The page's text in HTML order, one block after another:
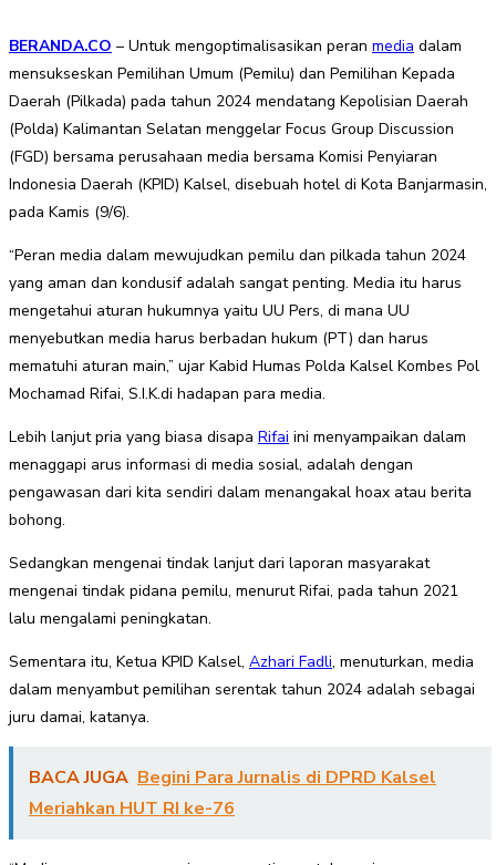
BERANDA.CO – Untuk mengoptimalisasikan peran media dalam
mensukseskan Pemilihan Umum (Pemilu) dan Pemilihan Kepada
Daerah (Pilkada) pada tahun 2024 mendatang Kepolisian Daerah
(Polda) Kalimantan Selatan menggelar Focus Group Discussion
(FGD) bersama perusahaan media bersama Komisi Penyiaran
Indonesia Daerah (KPID) Kalsel, disebuah hotel di Kota Banjarmasin,
pada Kamis (9/6).
“Peran media dalam mewujudkan pemilu dan pilkada tahun 2024
yang aman dan kondusif adalah sangat penting. Media itu harus
mengetahui aturan hukumnya yaitu UU Pers, di mana UU
menyebutkan media harus berbadan hukum (PT) dan harus
mematuhi aturan main,” ujar Kabid Humas Polda Kalsel Kombes Pol
Mochamad Rifai, S.I.K.di hadapan para media.
Lebih lanjut pria yang biasa disapa Rifai ini menyampaikan dalam
menaggapi arus informasi di media sosial, adalah dengan
pengawasan dari kita sendiri dalam menangakal hoax atau berita
bohong.
Sedangkan mengenai tindak lanjut dari laporan masyarakat
mengenai tindak pidana pemilu, menurut Rifai, pada tahun 2021
lalu mengalami peningkatan.
Sementara itu, Ketua KPID Kalsel, Azhari Fadli, menuturkan, media
dalam menyambut pemilihan serentak tahun 2024 adalah sebagai
juru damai, katanya.
BACA JUGA Begini Para Jurnalis di DPRD Kalsel
Meriahkan HUT RI ke-76